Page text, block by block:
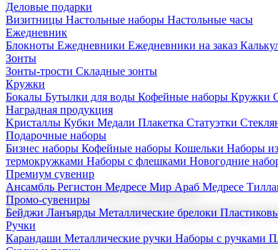
Деловые подарки
Визитницы Настольные наборы Настольные часы
Ежедневник
Блокноты Ежедневники Ежедневники на заказ
Зонты
Зонты-трости Складные зонты
Кружки
Бокалы Бутылки для воды Кофейные наборы Кружки
Наградная продукция
Kристаллы Кубки Медали Плакетка Статуэтки
Подарочные наборы
Бизнес наборы Кофейные наборы Кошельки Наборы
термокружками Наборы с флешками Новогодние
Премиум сувенир
Ансамбль Регистон Медресе Мир Араб Медресе
Промо-сувениры
Бейджи Ланъярды Металлические брелоки
Ручки
Карандаши Металлические ручки Наборы с ручками
Корпоративные подарки
Поставка со склада и
Мы предлагаем широкий выбор корпоративных